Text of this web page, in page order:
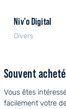
Niv'o Digital
Divers
Souvent
Vous êtes
facilement votre